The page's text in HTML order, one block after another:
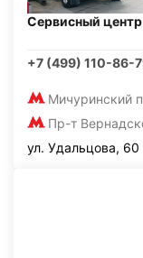
Сервисный
+7 (499) 110-86-
Мичуринский
Пр-т
ул. Удальцова, 60